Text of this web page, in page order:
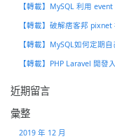
【轉載】MySQL 利用
【轉載】破解痞客邦
【轉載】MySQL如何定期
【轉載】PHP Laravel 開發
近期留言
彙整
2019 年 12 月